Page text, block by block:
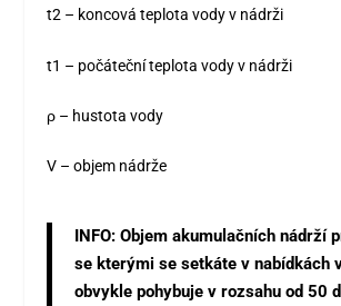
t2 – koncová teplota vody v nádrži
t1 – počáteční teplota vody v nádrži
ρ – hustota vody
V – objem nádrže
INFO: Objem akumulačních nádrží
se kterými se setkáte v nabídkách
obvykle pohybuje v rozsahu od 50